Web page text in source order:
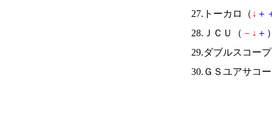
27.トーカロ（ ↓ ＋
28.ＪＣＵ（ － ↓ ＋
29.ダブルスコー
30.ＧＳユアサコ